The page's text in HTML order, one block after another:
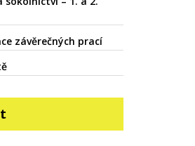
závěrečných prací